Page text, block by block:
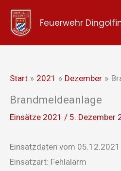
Zum
Inhalt
springen
Feuerwehr
Start 2021 Dezember
Brandmeldeanlage
Einsätze 2021 / 5. Dezember
Einsatzdaten vom 05.12.2021
Einsatzart: Fehlalarm